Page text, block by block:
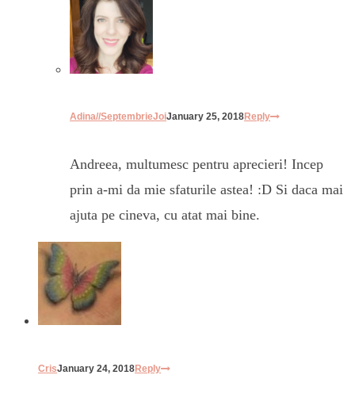
Adina//SeptembrieJoiJanuary 25, 2018Reply
Andreea, multumesc pentru aprecieri! Incep
prin a-mi da mie sfaturile astea! :D Si daca mai
ajuta pe cineva, cu atat mai bine.
CrisJanuary 24, 2018Reply